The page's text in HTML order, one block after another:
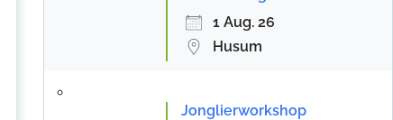
1 Aug. 26
Husum
Jonglierworkshop